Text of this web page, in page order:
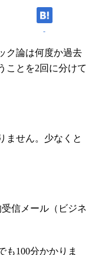
-
ク論は何度か過去
ことを2回に分けて
ません。少なくと
信メール（ビジネ
も100分かかりま